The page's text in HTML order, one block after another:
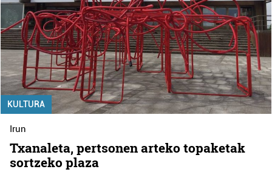
KULTURA
Irun
Txanaleta, pertsonen arteko topaketak
sortzeko plaza